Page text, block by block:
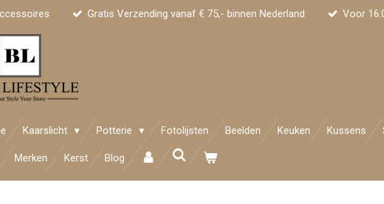
Gratis Verzending vanaf € 75,- binnen Nederland Voor
Kaarslicht Potterie Fotolijsten Beelden Keuken Kussens
Merken Kerst Blog